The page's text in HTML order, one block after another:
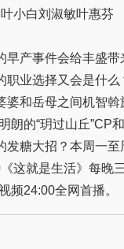
叶小白刘淑敏叶惠芬
产事件会给丰盛带
职业选择又会是什么
婆和岳母之间机智斡
朗的“玥过山丘”CP和
发糖大招？本周一
这就是生活》每晚
频24:00全网首播。